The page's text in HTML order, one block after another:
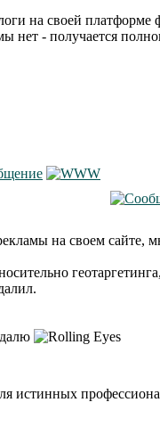
на своей платформе
нет - получается
на своем сайте,
истинных